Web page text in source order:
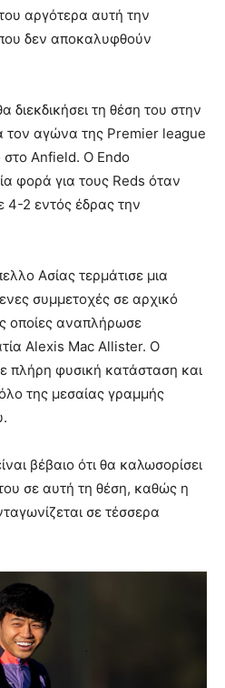
αργότερα αυτή την
δεν αποκαλυφθούν
διεκδικήσει τη θέση του στην
τον αγώνα της Premier league
Anfield. Ο Endo
φορά για τους Reds όταν
4-2 εντός έδρας την
Ασίας τερμάτισε μια
συμμετοχές σε αρχικό
οποίες αναπλήρωσε
Alexis Mac Allister. Ο
πλήρη φυσική κατάσταση και
της μεσαίας γραμμής
βέβαιο ότι θα καλωσορίσει
σε αυτή τη θέση, καθώς η
σε τέσσερα